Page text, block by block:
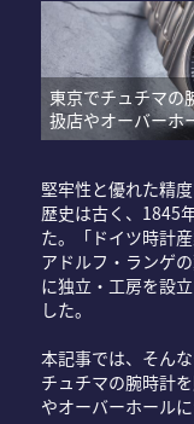
東京でチュチマの
扱店やオーバーホ
堅牢性と優れた精
歴史は古く、1845
た。「ドイツ時計
アドルフ・ランゲ
に独立・工房を設
した。
本記事では、そん
チュチマの腕時計
やオーバーホール